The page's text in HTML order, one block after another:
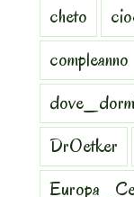
cheto
compleanno
DrOetker